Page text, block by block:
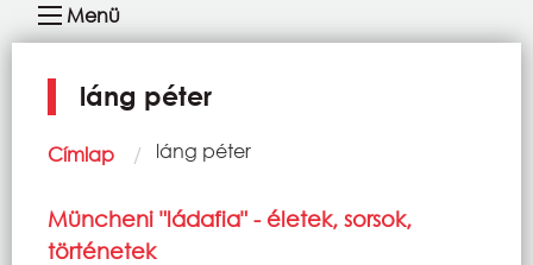
navigáció
Menü
láng péter
Morzsa
Címlap Current:
láng péter
Müncheni "ládafia" - életek, sorsok,
történetek